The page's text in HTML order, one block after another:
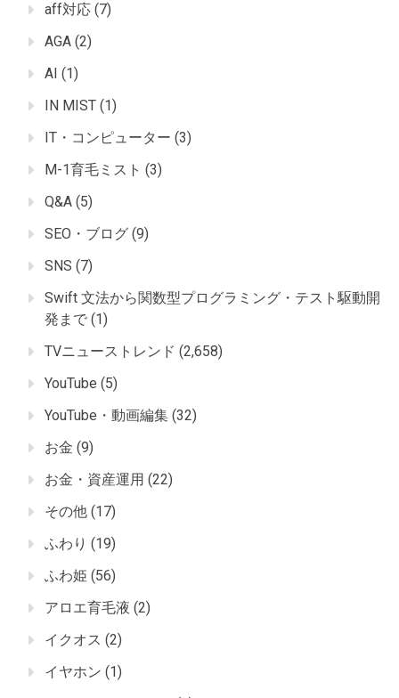
aff対応 (7)
AGA (2)
AI (1)
IN MIST (1)
IT・コンピューター (3)
M-1育毛ミスト (3)
Q&A (5)
SEO・ブログ (9)
SNS (7)
Swift 文法から関数型プログラミング・テスト駆動開
発まで (1)
TVニューストレンド (2,658)
YouTube (5)
YouTube・動画編集 (32)
お金 (9)
お金・資産運用 (22)
その他 (17)
ふわり (19)
ふわ姫 (56)
アロエ育毛液 (2)
イクオス (2)
イヤホン (1)